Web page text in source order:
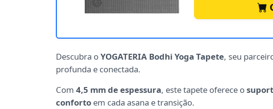
Descubra oYOGATERIA Bodhi Yoga Tapete, seu
profunda e conectada.
Com 4,5 mm de espessura, este tapete oferece o
conforto em cada asana e transição.